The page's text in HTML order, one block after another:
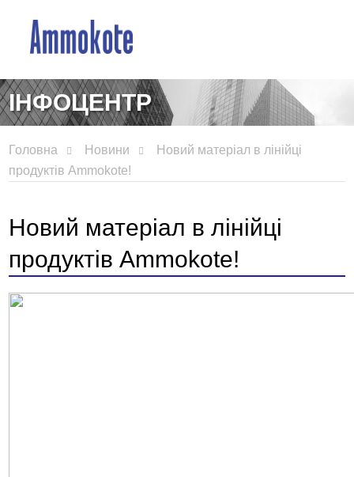
ІНФОЦЕНТР
Головна Новини
Новий матеріал в лінійці
продуктів Ammokote!
Новий матеріал в лінійці
продуктів Ammokote!